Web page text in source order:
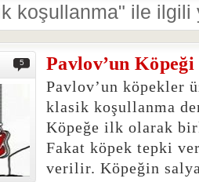
koşullanma" ile ilgili
5 Pavlov’un Köpeği
Pavlov’un köpekler
klasik koşullanma
Köpeğe ilk olarak
Fakat köpek tepki
verilir. Köpeğin